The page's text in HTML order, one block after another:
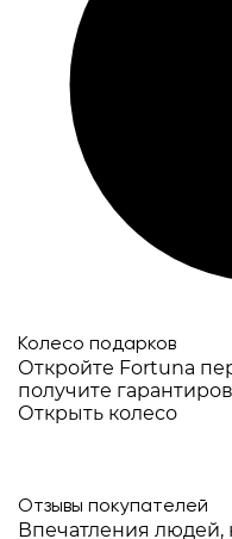
Колесо подарков
Откройте Fortuna
получите
Открыть колесо
Отзывы покупателей
Впечатления людей,